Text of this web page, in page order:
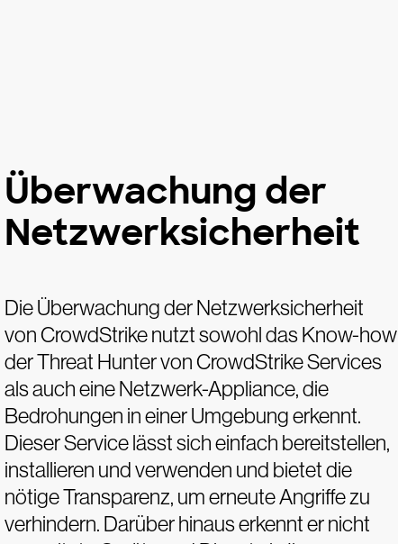
Überwachung der
Netzwerksicherheit
Die Überwachung der Netzwerksicherheit
von CrowdStrike nutzt sowohl das Know-how
der Threat Hunter von CrowdStrike Services
als auch eine Netzwerk-Appliance, die
Bedrohungen in einer Umgebung erkennt.
Dieser Service lässt sich einfach bereitstellen,
installieren und verwenden und bietet die
nötige Transparenz, um erneute Angriffe zu
verhindern. Darüber hinaus erkennt er nicht